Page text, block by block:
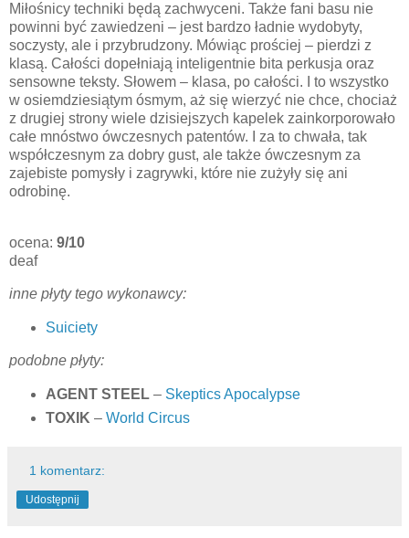
Miłośnicy techniki będą zachwyceni. Także fani basu nie
powinni być zawiedzeni – jest bardzo ładnie wydobyty,
soczysty, ale i przybrudzony. Mówiąc prościej – pierdzi z
klasą. Całości dopełniają inteligentnie bita perkusja oraz
sensowne teksty. Słowem – klasa, po całości. I to wszystko
w osiemdziesiątym ósmym, aż się wierzyć nie chce, chociaż
z drugiej strony wiele dzisiejszych kapelek zainkorporowało
całe mnóstwo ówczesnych patentów. I za to chwała, tak
współczesnym za dobry gust, ale także ówczesnym za
zajebiste pomysły i zagrywki, które nie zużyły się ani
odrobinę.
ocena: 9/10
deaf
inne płyty tego wykonawcy:
Suiciety
podobne płyty:
AGENT STEEL– Skeptics Apocalypse
TOXIK – World Circus
1 komentarz:
Udostępnij